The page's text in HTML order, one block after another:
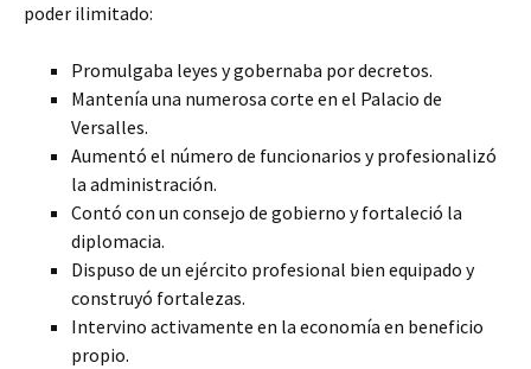
poder ilimitado:
Promulgaba leyes y gobernaba por decretos.
Mantenía una numerosa corte en el Palacio de
Versalles.
Aumentó el número de funcionarios y profesionalizó
la administración.
Contó con un consejo de gobierno y fortaleció la
diplomacia.
Dispuso de un ejército profesional bien equipado y
construyó fortalezas.
Intervino activamente en la economía en beneficio
propio.